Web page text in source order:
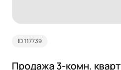
ID 117739
Продажа 3-комн.